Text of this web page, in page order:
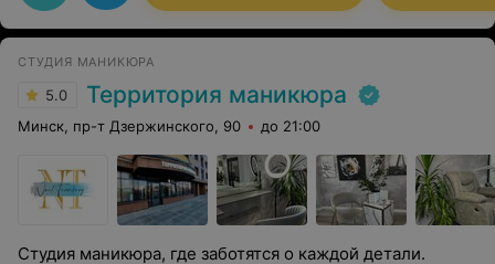
СТУДИЯ МАНИКЮРА
5.0 Территория маникюра
Минск, пр-т Дзержинского, 90 до 21:00
Студия маникюра, где заботятся о каждой детали.